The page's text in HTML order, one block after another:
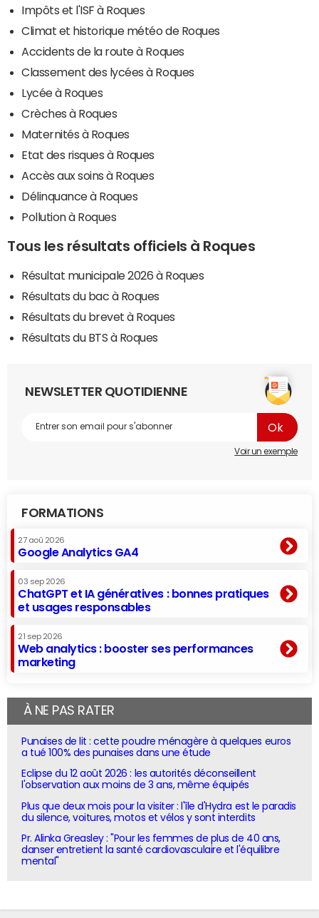
Impôts et l'ISF à Roques
Climat et historique météo de Roques
Accidents de la route à Roques
Classement des lycées à Roques
Lycée à Roques
Crèches à Roques
Maternités à Roques
Etat des risques à Roques
Accès aux soins à Roques
Délinquance à Roques
Pollution à Roques
Tous les résultats officiels à Roques
Résultat municipale 2026 à Roques
Résultats du bac à Roques
Résultats du brevet à Roques
Résultats du BTS à Roques
NEWSLETTER QUOTIDIENNE
Voir un exemple
FORMATIONS
27 aoû 2026
Google Analytics GA4
03 sep 2026
ChatGPT et IA génératives : bonnes pratiques
et usages responsables
21 sep 2026
Web analytics : booster ses performances
marketing
À NE PAS RATER
Punaises de lit : cette poudre ménagère à quelques euros
a tué 100% des punaises dans une étude
Eclipse du 12 août 2026 : les autorités déconseillent
l'observation aux moins de 3 ans, même équipés
Plus que deux mois pour la visiter : l'île d'Hydra est le paradis
du silence, voitures, motos et vélos y sont interdits
Pr. Alinka Greasley : "Pour les femmes de plus de 40 ans,
danser entretient la santé cardiovasculaire et l'équilibre
mental"